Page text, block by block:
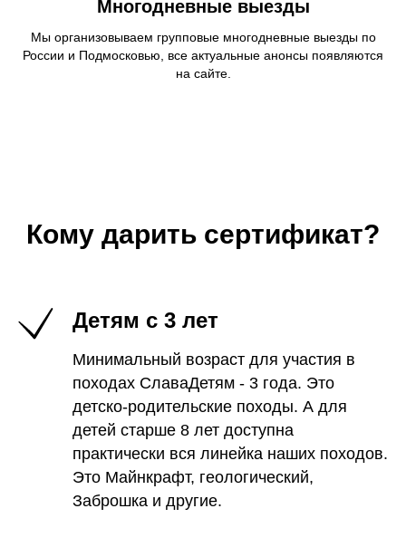
Многодневные выезды
Мы организовываем групповые многодневные выезды по
России и Подмосковью, все актуальные анонсы появляются
на сайте.
Кому дарить сертификат?
Детям с 3 лет
Минимальный возраст для участия в
походах СлаваДетям - 3 года. Это
детско-родительские походы. А для
детей старше 8 лет доступна
практически вся линейка наших походов.
Это Майнкрафт, геологический,
Заброшка и другие.